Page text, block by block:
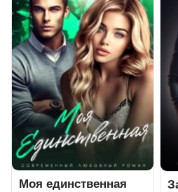
Моя единственная